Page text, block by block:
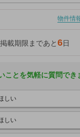
物件情
掲載期限まであと6日
ことを気軽に質問でき
しい
しい